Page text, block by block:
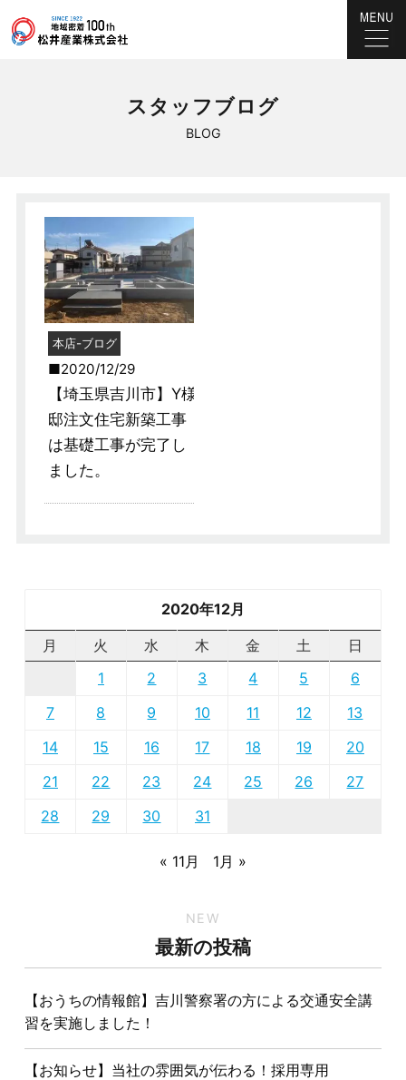
BLOG
スタッフブログ
本店-ブログ
2020/12/29
【埼玉県吉川市】Y様
邸注文住宅新築工事
は基礎工事が完了し
ました。
2020年12月
月
火 水 木 金 土
日
1
2 3 4 5
6
7
8 9 10 11 12
13
14
15 16 17 18 19
20
21
22 23 24 25 26
27
28
29 30 31
« 11月 1月 »
NEW
最新の投稿
【おうちの情報館】吉川警察署の方による交通安全講
習を実施しました！
【お知らせ】当社の雰囲気が伝わる！採用専用